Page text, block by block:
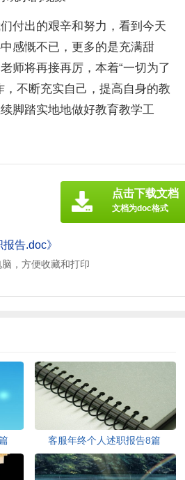
付出的艰辛和努力，看到今天
感慨不已，更多的是充满甜
师将再接再厉，本着“一切为了
，不断充实自己，提高自身的教
脚踏实地地做好教育教学工
告.doc》
，方便收藏和打印
点击下载文档
文档为doc格式
客服年终个人述职报告8篇